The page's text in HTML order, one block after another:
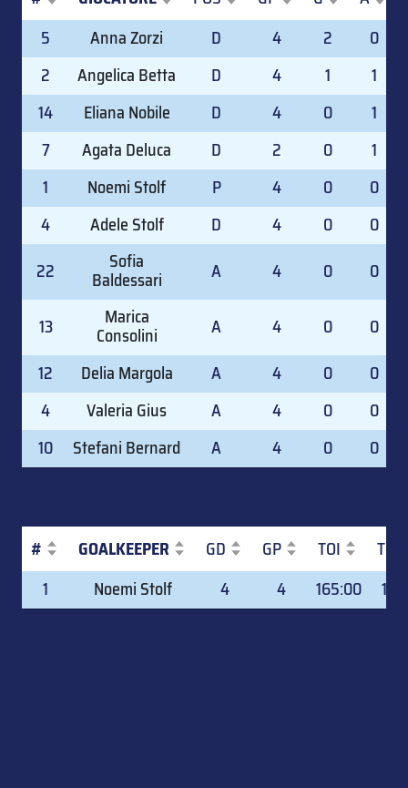
GIOCATORE POS GP
5 Anna Zorzi D 4 2
0
2
Angelica Betta D 4 1
1
14
Eliana Nobile D 4 0
1
7
Agata Deluca D 2 0
1
1
Noemi Stolf P 4 0
0
4
Adele Stolf D 4 0
0
22
Sofia
Baldessari A 4 0 0
13 Marica
Consolini A 4 0
0
12
Delia Margola A 4 0
0
4
Valeria Gius A 4 0
0
10
Stefani Bernard A 4 0 0
# GOALKEEPER GD GP TOI
GOALKEEPER GD GP TOI
1 Noemi Stolf 4 4 165:00